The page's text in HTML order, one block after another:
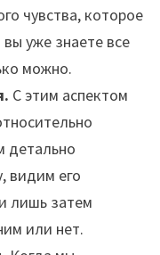
чувства, которое
уже знаете все
можно.
С этим аспектом
детально
видим его
лишь затем
или нет.